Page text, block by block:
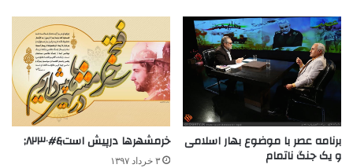
برنامه عصر با موضوع بهار اسلامی
و یک جنگ ناتمام
خرمشهرها درپیش است&#۸۲۳۰;
۳ خرداد ۱۳۹۷